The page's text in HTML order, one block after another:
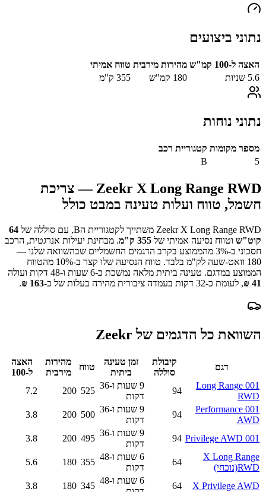
נתוני ביצועים
האצה ל-100 קמ"ש מהירות מירבית טווח אמיתי
5.6 שניות 180 קמ"ש 355 ק"מ
נתוני נוחות
מספר מקומות קטגוריית רכב
5
B
Zeekr X Long Range RWD — צריכת
חשמל, טווח ועלות טעינה במבט כולל
Zeekr X Long Range RWD משתייך לקטגוריית הB, עם סוללה של 64
קוט"ש וטווח נסיעה אמיתי של 355 ק"מ. מבחינת יעילות אנרגטית, הרכב
חסכוני ב-
3% מהממוצע בקרב הדגמים החשמליים שבהשוואה שלנו —
180 וואט-שעה לק"מ בלבד. טווח הנסיעה שלו קצר ב- 10 % מהטווח
הממוצע במדגם. טעינה ביתית מלאה נמשכת כ-6 שעות ו-48 דקות
ועולה
41
₪, לעומת כ-32 דקות בעמדה ציבורית מהירה בעלות של כ-163
₪
.
השוואת כל הדגמים שלZeekr
דגם
קיבולת
סוללה
זמן טעינה
ביתית
טווח
מהירות
מירבית
האצה
ל-100
001 Long Range
RWD
94
9 שעות ו-36
דקות
525
200
7.2
001 Performance
AWD
94
9 שעות ו-36
דקות
500
200
3.8
001 Privilege AWD
94
9 שעות ו-36
דקות
495
200
3.8
X Long Range
RWD(נוכחי)
64
6 שעות ו-48
דקות
355
180
5.6
X Privilege AWD
64
6 שעות ו-48
345
180
3.8